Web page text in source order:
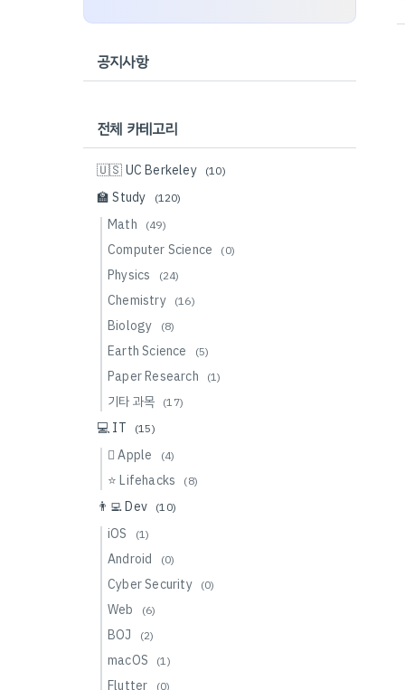
공지사항
전체 카테고리
🇺🇸 UC Berkeley (10)
🏫 Study (120)
Math (49)
Computer Science (0)
Physics (24)
Chemistry (16)
Biology (8)
Earth Science (5)
Paper Research (1)
기타 과목 (17)
💻 IT (15)
 Apple (4)
⭐️ Lifehacks (8)
👨‍💻 Dev (10)
iOS (1)
Android (0)
Cyber Security (0)
Web (6)
BOJ (2)
macOS (1)
Flutter (0)